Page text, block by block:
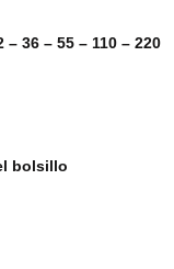
– 36 – 55 – 110 – 220
bolsillo